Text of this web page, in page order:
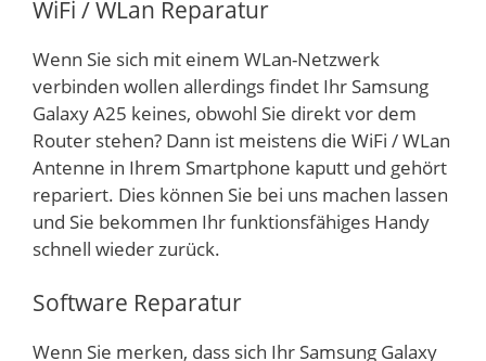
WiFi / WLan Reparatur
Wenn Sie sich mit einem WLan-Netzwerk
verbinden wollen allerdings findet Ihr Samsung
Galaxy A25 keines, obwohl Sie direkt vor dem
Router stehen? Dann ist meistens die WiFi / WLan
Antenne in Ihrem Smartphone kaputt und gehört
repariert. Dies können Sie bei uns machen lassen
und Sie bekommen Ihr funktionsfähiges Handy
schnell wieder zurück.
Software Reparatur
Wenn Sie merken, dass sich Ihr Samsung Galaxy